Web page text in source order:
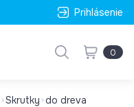
Prihlásenie
0
Skrutky do dreva